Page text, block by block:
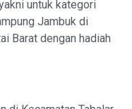
untuk kategori
Jambuk di
Barat dengan hadiah